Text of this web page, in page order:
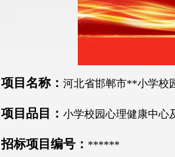
项目名称： 河北省邯郸市**小学校
项目品目： 小学校园心理健康中心
招标项目编号： ******